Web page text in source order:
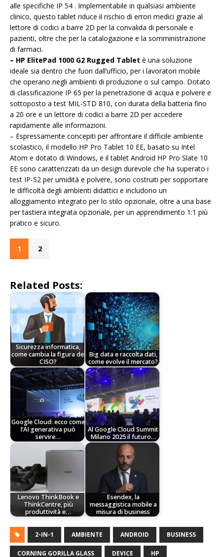
alle specifiche IP 54 . Implementabile in qualsiasi ambiente
clinico, questo tablet riduce il rischio di errori medici grazie al
lettore di codici a barre 2D per la convalida di personale e
pazienti, oltre che per la catalogazione e la somministrazione
di farmaci.
– HP ElitePad 1000 G2 Rugged Tablet è una soluzione
ideale sia dentro che fuori dall’ufficio, per i lavoratori mobile
che operano negli ambienti di produzione o sul campo. Dotato
di classificazione IP 65 per la penetrazione di acqua e polvere e
sottoposto a test MIL-STD 810, con durata della batteria fino
a 20 ore e un lettore di codici a barre 2D per accedere
rapidamente alle informazioni.
– Espressamente concepiti per affrontare il difficile ambiente
scolastico, il modello HP Pro Tablet 10 EE, basato su Intel
Atom e dotato di Windows, e il tablet Android HP Pro Slate 10
EE sono caratterizzati da un design durevole che ha superato i
test IP-52 per umidità e polvere, sono costruiti per sopportare
le difficoltà degli ambienti didattici e includono un
alloggiamento integrato per lo stilo opzionale, oltre a una base
per tastiera integrata opzionale, per un apprendimento 1:1 più
pratico e sicuro.
1 2
Related Posts:
Sicurezza informatica,
come cambia la figura del
CISO?
Big data e raccolta dati,
come evolve il mercato?
Google Cloud: ecco come
l’AI generativa può
servire…
Al Google Cloud Summit
Milano 2025 il futuro…
Lenovo ThinkBook e
ThinkCentre, più
produttività e…
Esendex, la
messaggistica mobile a
misura di business
2-IN-1 AMBIENTE ANDROID BUSINESS
CORNING GORILLA GLASS DEVICE HP